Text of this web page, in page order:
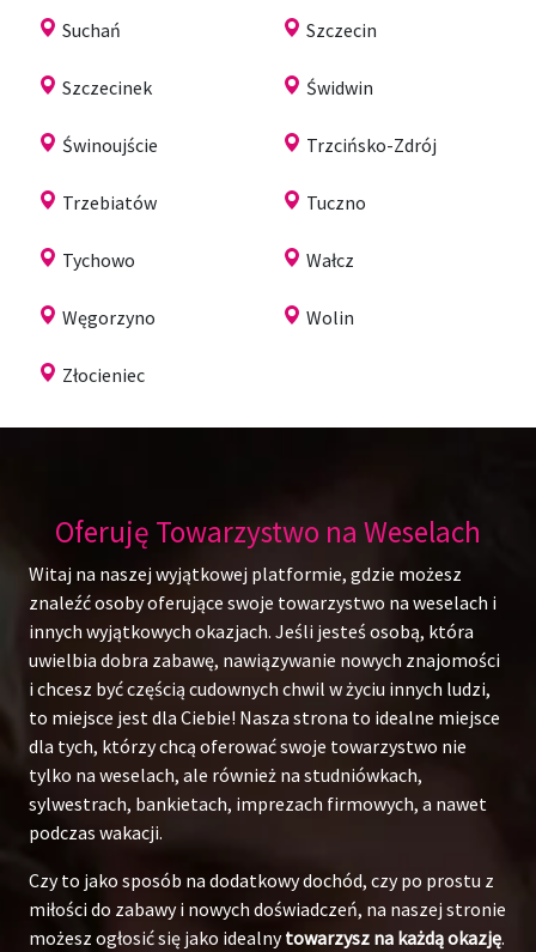
Suchań Szczecin
Szczecinek Świdwin
Świnoujście Trzcińsko-Zdrój
Trzebiatów Tuczno
Tychowo Wałcz
Węgorzyno Wolin
Złocieniec
Oferuję Towarzystwo na Weselach
Witaj na naszej wyjątkowej platformie, gdzie możesz
znaleźć osoby oferujące swoje towarzystwo na weselach i
innych wyjątkowych okazjach. Jeśli jesteś osobą, która
uwielbia dobra zabawę, nawiązywanie nowych znajomości
i chcesz być częścią cudownych chwil w życiu innych ludzi,
to miejsce jest dla Ciebie! Nasza strona to idealne miejsce
dla tych, którzy chcą oferować swoje towarzystwo nie
tylko na weselach, ale również na studniówkach,
sylwestrach, bankietach, imprezach firmowych, a nawet
podczas wakacji.
Czy to jako sposób na dodatkowy dochód, czy po prostu z
miłości do zabawy i nowych doświadczeń, na naszej stronie
możesz ogłosić się jako idealnytowarzysz na każdą okazję.